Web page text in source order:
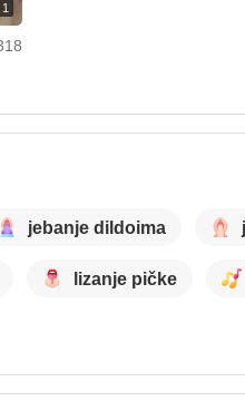
1
jebanje dildoima
lizanje pičke